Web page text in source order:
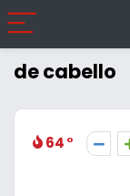
de cabello
64